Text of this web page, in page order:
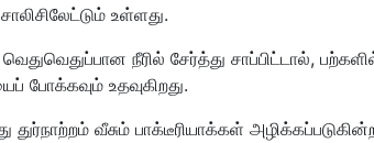
உள்ளது.
நீரில் சேர்த்து சாப்பிட்டால்,
போக்கவும் உதவுகிறது.
வீசும் பாக்டீரியாக்கள்